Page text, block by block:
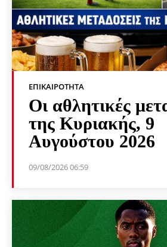
ΕΠΙΚΑΙΡΌΤΗΤΑ
Οι αθλητικές
της Κυριακής, 9
Αυγούστου 2026
09/08/2026 06:59